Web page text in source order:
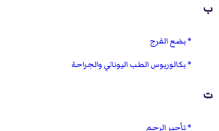
ب
بضع الفرج
بكالوريوس الطب اليوناني والجراحة
ت
تأجير الرحم